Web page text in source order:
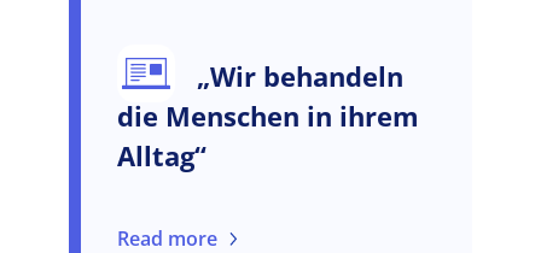
„Wir behandeln
die Menschen in ihrem
Alltag“
Read more